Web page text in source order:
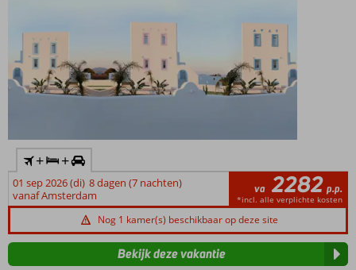
+ +
01 sep 2026 (di) 8 dagen (7 nachten)
vanaf Amsterdam
va 2282 p.p.
*incl. alle verplichte kosten
Nog 1 kamer(s) beschikbaar op deze site
Bekijk deze vakantie